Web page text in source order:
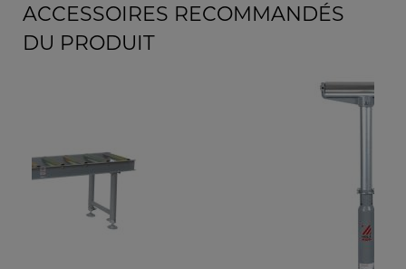
ACCESSOIRES RECOMMANDÉS
DU PRODUIT